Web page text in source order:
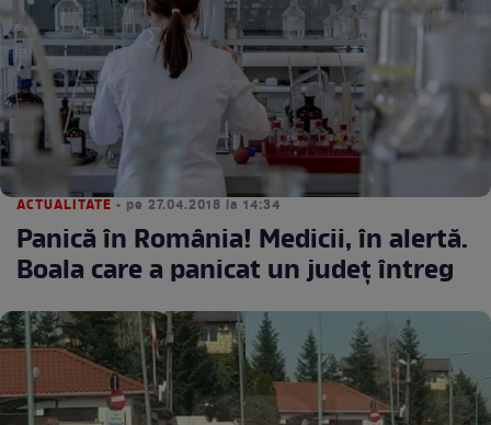
ACTUALITATE • pe 27.04.2018 la 14:34
Panică în România! Medicii, în alertă.
Boala care a panicat un judeţ întreg